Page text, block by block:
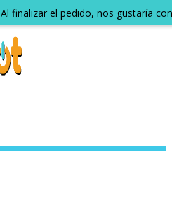
Al finalizar el pedido, nos gustaría